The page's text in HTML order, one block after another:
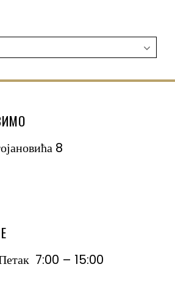
8
7:00 – 15:00